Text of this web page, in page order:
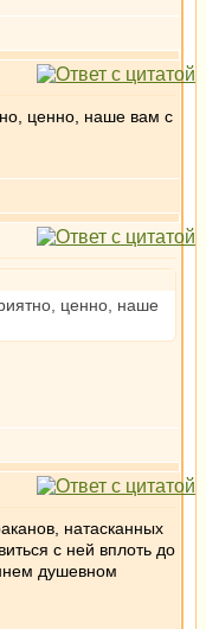
ценно, наше вам с
ценно, наше
натасканных
с ней вплоть до
душевном